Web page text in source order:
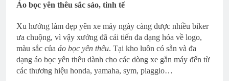
Áo bọc yên thêu sắc sảo, tinh tế
Xu hướng làm đẹp yên xe máy ngày càng được nhiều biker
ưa chuộng, vì vậy xưởng đã cải tiến đa dạng hóa về logo,
màu sắc của áo bọc yên thêu. Tại kho luôn có sẵn và đa
dạng áo bọc yên thêu dành cho các dòng xe gắn máy đến từ
các thương hiệu honda, yamaha, sym, piaggio…